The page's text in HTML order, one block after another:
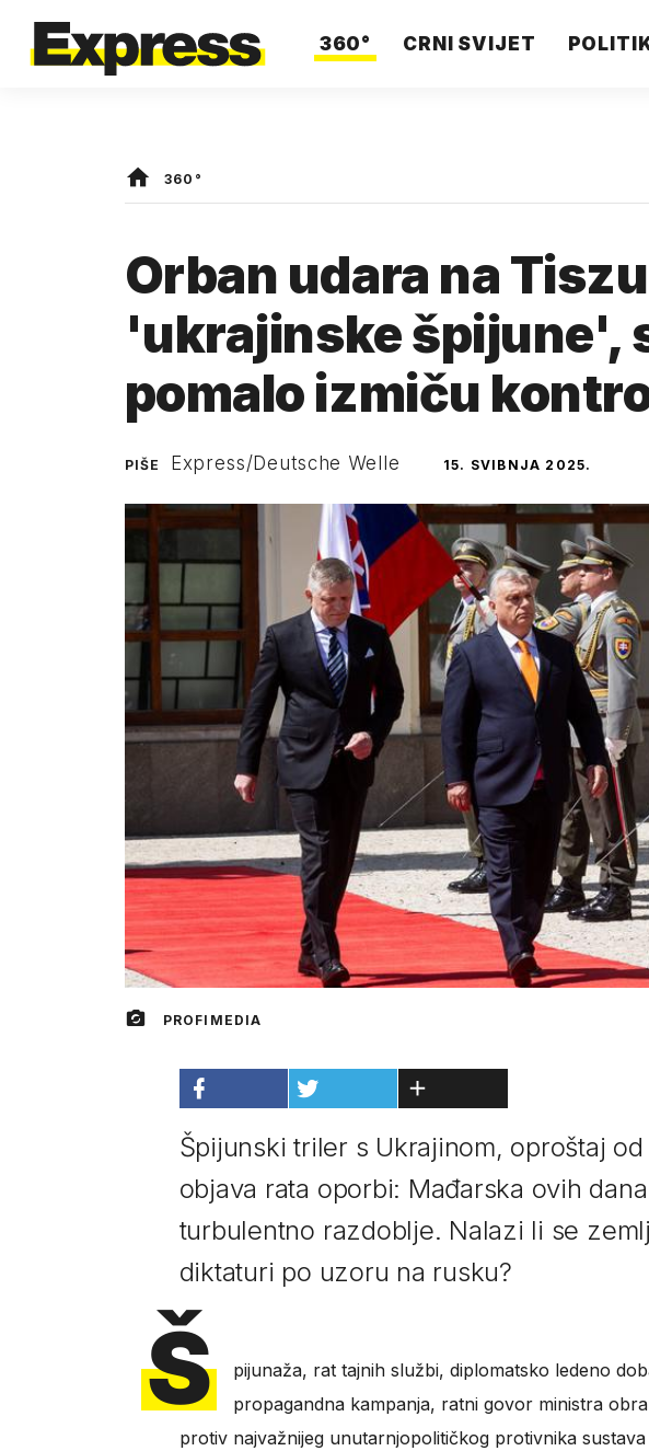
360° CRNI SVIJET
360°
Orban udara na
'ukrajinske špijune',
pomalo izmiču
PIŠE Express/Deutsche Welle 15. SVIBNJA 2025.
PROFIMEDIA
Špijunski triler s Ukrajinom, oproštaj
objava rata oporbi: Mađarska ovih
turbulentno razdoblje. Nalazi li se
diktaturi po uzoru na rusku?
Š
pijunaža, rat tajnih službi, diplomatsko ledeno
propagandna kampanja, ratni govor ministra
protiv najvažnijeg unutarnjopolitičkog protivnika sustava